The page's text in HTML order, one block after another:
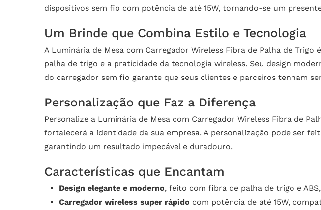
dispositivos sem fio com potência de até 15W, tornando-se um
Um Brinde que Combina Estilo e Tecnologia
A Luminária de Mesa com Carregador Wireless Fibra de Palha de
palha de trigo e a praticidade da tecnologia wireless. Seu design
do carregador sem fio garante que seus clientes e parceiros tenham
Personalização que Faz a Diferença
Personalize a Luminária de Mesa com Carregador Wireless Fibra de
fortalecerá a identidade da sua empresa. A personalização pode ser
garantindo um resultado impecável e duradouro.
Características que Encantam
Design elegante e moderno, feito com fibra de palha de trigo e
Carregador wireless super rápido com potência de até 15W,